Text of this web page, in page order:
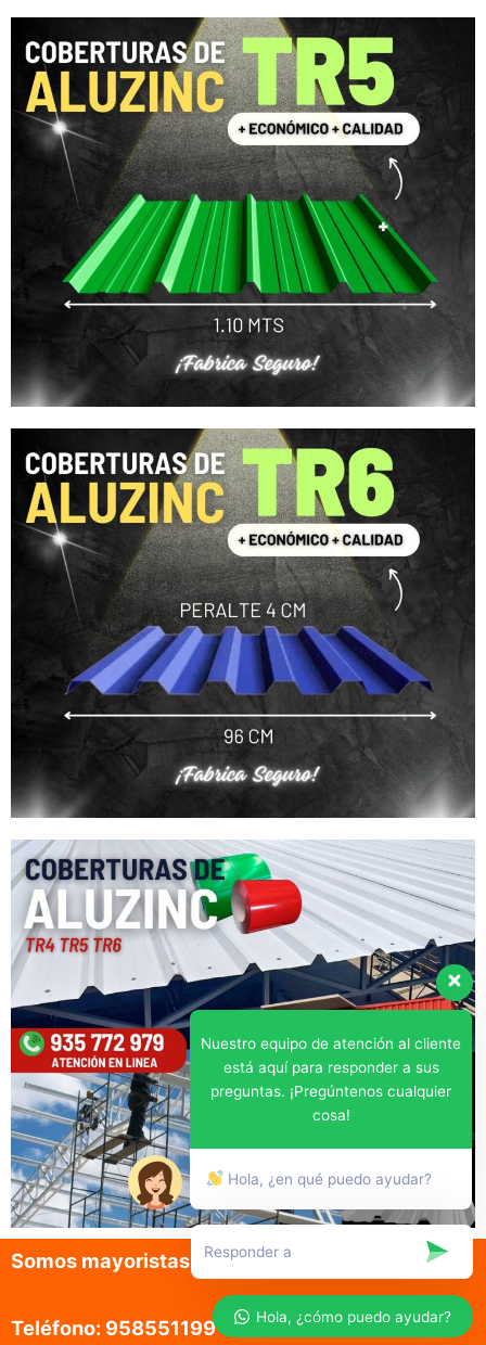
Somos mayoristas en la venta de aluzinc
Teléfono: 958551199
Nuestro equipo de atención al cliente
está aquí para responder a sus
preguntas. ¡Pregúntenos cualquier
cosa!
Hola, ¿en qué puedo ayudar?
Hola, ¿cómo puedo ayudar?